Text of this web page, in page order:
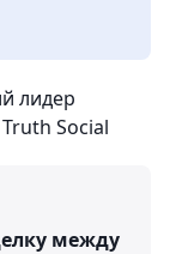
лидер
Social
между